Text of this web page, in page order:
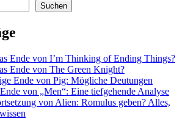
Suchen
Ende von I’m Thinking of Ending Things?
Ende von The Green Knight?
Ende von Pig: Mögliche Deutungen
von „Men“: Eine tiefgehende Analyse
von Alien: Romulus geben? Alles,